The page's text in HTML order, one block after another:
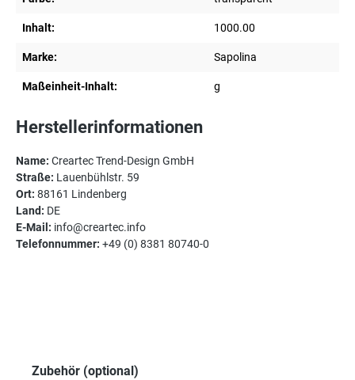
Inhalt: 1000.00
Marke: Sapolina
Maßeinheit-Inhalt: g
Herstellerinformationen
Name: Creartec Trend-Design GmbH
Straße: Lauenbühlstr. 59
Ort: 88161 Lindenberg
Land: DE
E-Mail: info@creartec.info
Telefonnummer: +49 (0) 8381 80740-0
Produktgalerie überspringen
Zubehör (optional)